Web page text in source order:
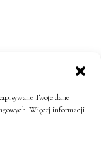
Twoje dane
Więcej informacji